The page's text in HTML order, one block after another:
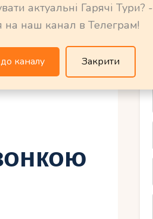
температура
подорож фізично
магія
міська метушня
актуальні Гарячі Тури? -
на наш канал в Телеграм!
каналу Закрити